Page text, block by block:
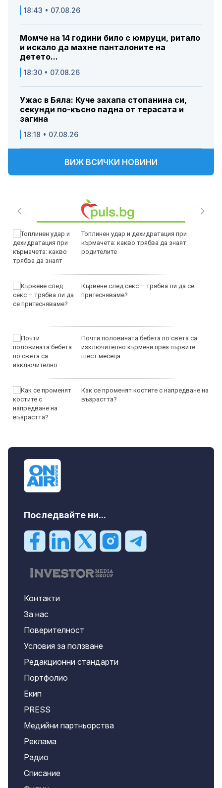
18:43 • 07.08.26
Момче на 14 години било с юмруци, ритало
и искало да махне панталоните на
детето...
18:30 • 07.08.26
Ужас в Бяла: Куче захапа стопанина си,
секунди по-късно падна от терасата и
загина
18:18 • 07.08.26
ВИЖ ВСИЧКИ НОВИНИ
Топлинен удар и дехидратация при
кърмачета: какво трябва да знаят
родителите
Кървене след секс – трябва ли да се
притесняваме?
Почти половината бебета по света са
изключително кърмени през първите
шест месеца
Как се променят костите с напредване на
възрастта?
Последвайте ни...
Контакти
За нас
Поверителност
Условия за ползване
Редакционни стандарти
Портфолио
Екип
PRESS
Медийни партньорства
Реклама
Радио
Списание